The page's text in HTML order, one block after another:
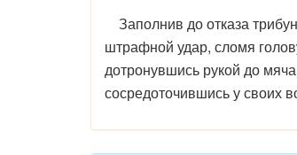
Заполнив до отказа
штрафной удар, сломя
дотронувшись рукой до
сосредоточившись у своих